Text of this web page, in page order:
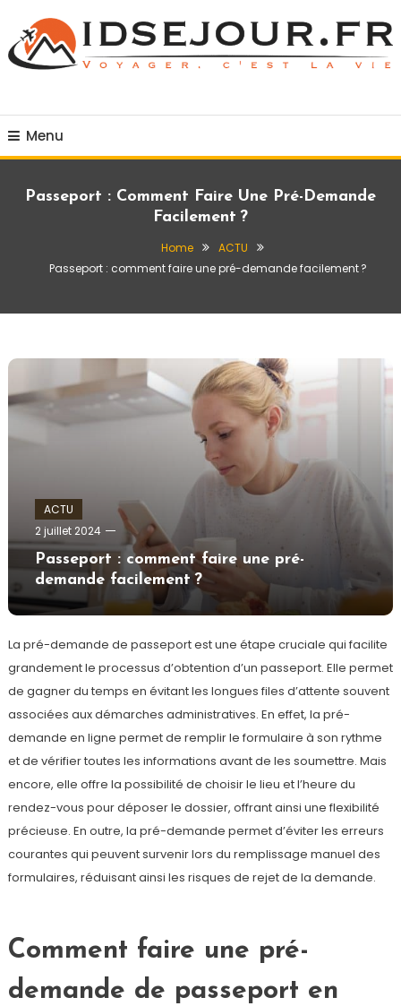
Content
Menu
Passeport : Comment Faire Une Pré-Demande
Facilement ?
Home
ACTU
Passeport : comment faire une pré-demande facilement ?
ACTU
2 juillet 2024
admin
Passeport : comment faire une pré-
demande facilement ?
La pré-demande de passeport est une étape cruciale qui facilite
grandement le processus d’obtention d’un passeport. Elle permet
de gagner du temps en évitant les longues files d’attente souvent
associées aux démarches administratives. En effet, la pré-
demande en ligne permet de remplir le formulaire à son rythme
et de vérifier toutes les informations avant de les soumettre. Mais
encore, elle offre la possibilité de choisir le lieu et l’heure du
rendez-vous pour déposer le dossier, offrant ainsi une flexibilité
précieuse. En outre, la pré-demande permet d’éviter les erreurs
courantes qui peuvent survenir lors du remplissage manuel des
formulaires, réduisant ainsi les risques de rejet de la demande.
Comment faire une pré-
demande de passeport en